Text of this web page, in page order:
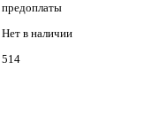
предоплаты
Нет в наличии
514